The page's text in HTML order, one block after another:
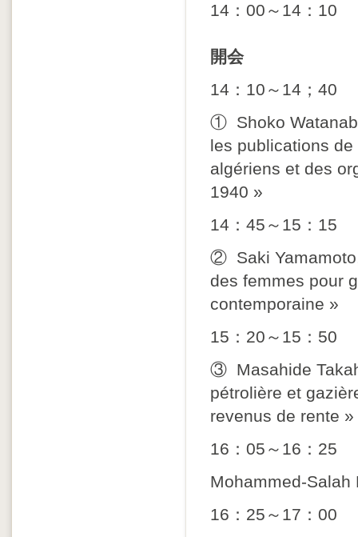
14：00～14：10
開会
14：10～14；40
① Shoko
les publications
algériens et des
1940 »
14：45～15：15
② Saki
des femmes pour
contemporaine »
15：20～15：50
③ Masahide
pétrolière et
revenus de rente »
16：05～16：25
Mohammed-
16：25～17：00